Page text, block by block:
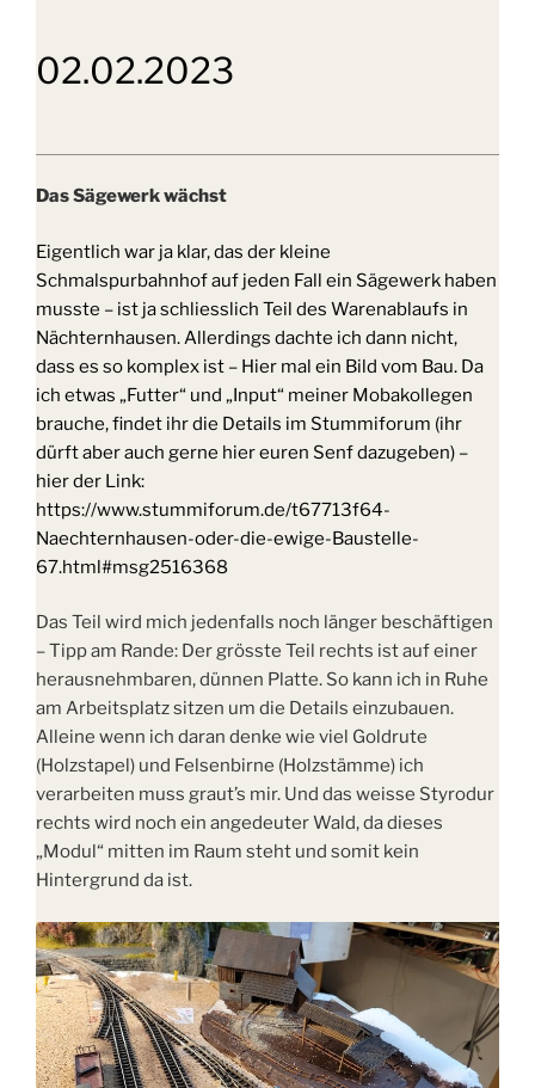
02.02.2023
Das Sägewerk wächst
Eigentlich war ja klar, das der kleine
Schmalspurbahnhof auf jeden Fall ein Sägewerk haben
musste – ist ja schliesslich Teil des Warenablaufs in
Nächternhausen. Allerdings dachte ich dann nicht,
dass es so komplex ist – Hier mal ein Bild vom Bau. Da
ich etwas „Futter“ und „Input“ meiner Mobakollegen
brauche, findet ihr die Details im Stummiforum (ihr
dürft aber auch gerne hier euren Senf dazugeben) –
hier der Link:
https://www.stummiforum.de/t67713f64-
Naechternhausen-oder-die-ewige-Baustelle-
67.html#msg2516368
Das Teil wird mich jedenfalls noch länger beschäftigen
– Tipp am Rande: Der grösste Teil rechts ist auf einer
herausnehmbaren, dünnen Platte. So kann ich in Ruhe
am Arbeitsplatz sitzen um die Details einzubauen.
Alleine wenn ich daran denke wie viel Goldrute
(Holzstapel) und Felsenbirne (Holzstämme) ich
verarbeiten muss graut’s mir. Und das weisse Styrodur
rechts wird noch ein angedeuter Wald, da dieses
„Modul“ mitten im Raum steht und somit kein
Hintergrund da ist.